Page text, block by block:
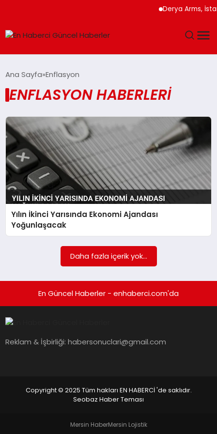
Derya Arms,
SPOR
SAĞLIK
TEKNOLOJI
MAGAZIN
DÜNYA
EKONOMI
Ana Sayfa Enflasyon
ENFLASYON HABERLERI
Yılın İkinci Yarısında Ekonomi Ajandası
Yoğunlaşacak
Daha fazla içerik yok...
En Güncel Haberler - enhaberci.com'da
Reklam & İşbirliği:habersonuclari@gmail.com
Copyright © 2025 Tüm hakları EN HABERCİ 'de saklıdır.
Seobaz Haber Teması
Mersin HaberMersin Lojistik